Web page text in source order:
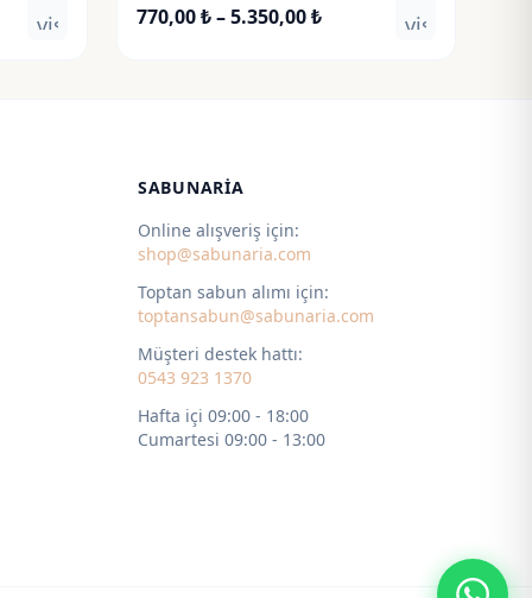
visibility 770,00₺–5.350,00₺Fiyat
visibility
SABUNARIA
Online alışveriş için:
shop@sabunaria.com
Toptan sabun alımı için:
toptansabun@sabunaria.com
Müşteri destek hattı:
0543 923 1370
Hafta içi 09:00 - 18:00
Cumartesi 09:00 - 13:00